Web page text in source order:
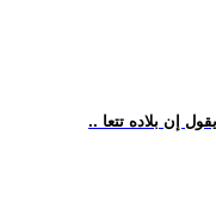
إن بلاده تتعا